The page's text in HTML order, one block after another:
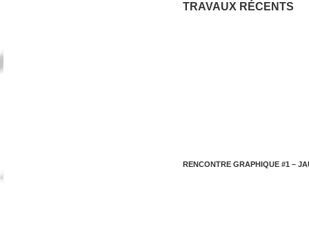
TRAVAUX RÉCENTS
RENCONTRE GRAPHIQUE #1 –